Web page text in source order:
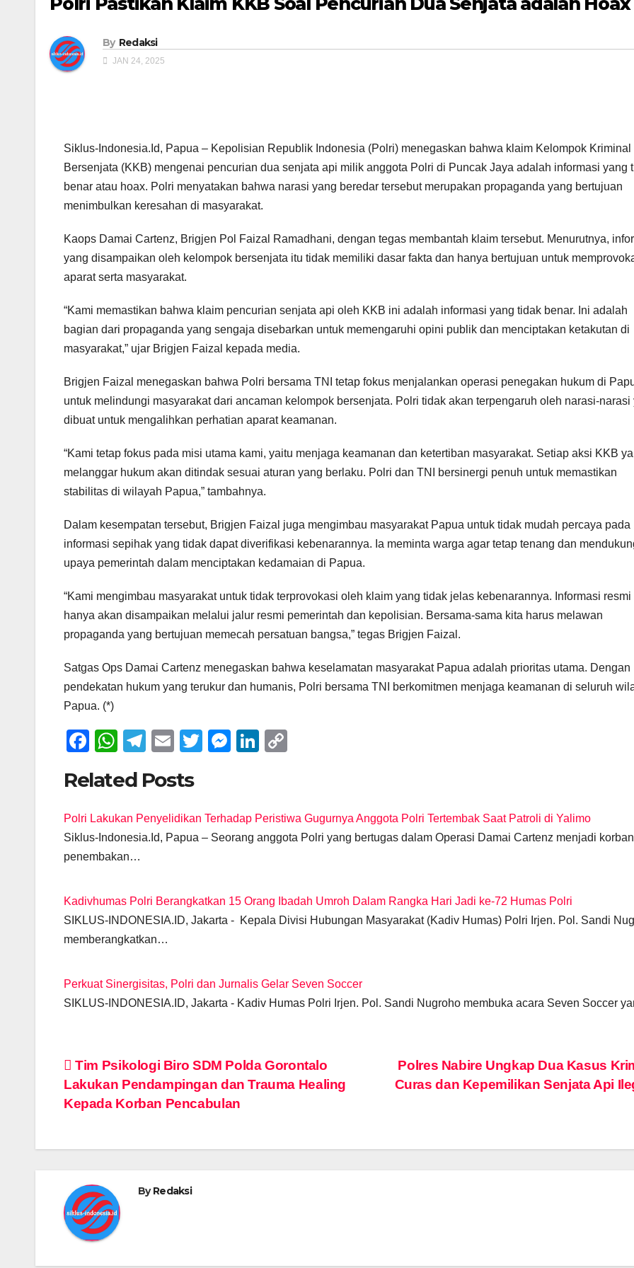
By Redaksi
JAN 24, 2025
Siklus-Indonesia.Id, Papua – Kepolisian Republik Indonesia (Polri) menegaskan bahwa klaim Kelompok Kriminal
Bersenjata (KKB) mengenai pencurian dua senjata api milik anggota Polri di Puncak Jaya adalah informasi yang
benar atau hoax. Polri menyatakan bahwa narasi yang beredar tersebut merupakan propaganda yang bertujuan
menimbulkan keresahan di masyarakat.
Kaops Damai Cartenz, Brigjen Pol Faizal Ramadhani, dengan tegas membantah klaim tersebut. Menurutnya,
yang disampaikan oleh kelompok bersenjata itu tidak memiliki dasar fakta dan hanya bertujuan untuk
aparat serta masyarakat.
“Kami memastikan bahwa klaim pencurian senjata api oleh KKB ini adalah informasi yang tidak benar. Ini adalah
bagian dari propaganda yang sengaja disebarkan untuk memengaruhi opini publik dan menciptakan ketakutan di
masyarakat,” ujar Brigjen Faizal kepada media.
Brigjen Faizal menegaskan bahwa Polri bersama TNI tetap fokus menjalankan operasi penegakan hukum di
untuk melindungi masyarakat dari ancaman kelompok bersenjata. Polri tidak akan terpengaruh oleh narasi-narasi
dibuat untuk mengalihkan perhatian aparat keamanan.
“Kami tetap fokus pada misi utama kami, yaitu menjaga keamanan dan ketertiban masyarakat. Setiap aksi KKB
melanggar hukum akan ditindak sesuai aturan yang berlaku. Polri dan TNI bersinergi penuh untuk memastikan
stabilitas di wilayah Papua,” tambahnya.
Dalam kesempatan tersebut, Brigjen Faizal juga mengimbau masyarakat Papua untuk tidak mudah percaya pada
informasi sepihak yang tidak dapat diverifikasi kebenarannya. Ia meminta warga agar tetap tenang dan
upaya pemerintah dalam menciptakan kedamaian di Papua.
“Kami mengimbau masyarakat untuk tidak terprovokasi oleh klaim yang tidak jelas kebenarannya. Informasi resmi
hanya akan disampaikan melalui jalur resmi pemerintah dan kepolisian. Bersama-sama kita harus melawan
propaganda yang bertujuan memecah persatuan bangsa,” tegas Brigjen Faizal.
Satgas Ops Damai Cartenz menegaskan bahwa keselamatan masyarakat Papua adalah prioritas utama. Dengan
pendekatan hukum yang terukur dan humanis, Polri bersama TNI berkomitmen menjaga keamanan di seluruh
Papua. (*)
F
c
e
b
o
k
W
at
s
A
p
T
e
gr
a
E
ail
T
er
M
e
n
Li
e
dI
y
Li
Related Posts
Polri Lakukan Penyelidikan Terhadap Peristiwa Gugurnya Anggota Polri Tertembak Saat Patroli di Yalimo
Siklus-Indonesia.Id, Papua – Seorang anggota Polri yang bertugas dalam Operasi Damai Cartenz menjadi korban
penembakan…
Kadivhumas Polri Berangkatkan 15 Orang Ibadah Umroh Dalam Rangka Hari Jadi ke-72 Humas Polri
SIKLUS-INDONESIA.ID, Jakarta - Kepala Divisi Hubungan Masyarakat (Kadiv Humas) Polri Irjen. Pol. Sandi
memberangkatkan…
Perkuat Sinergisitas, Polri dan Jurnalis Gelar Seven Soccer
SIKLUS-INDONESIA.ID, Jakarta - Kadiv Humas Polri Irjen. Pol. Sandi Nugroho membuka acara Seven Soccer
Post
navigation
Polres Nabire Ungkap Dua Kasus
Curas dan Kepemilikan Senjata Api
Tim Psikologi Biro SDM Polda Gorontalo
Lakukan Pendampingan dan Trauma Healing
Kepada Korban Pencabulan
ByRedaksi